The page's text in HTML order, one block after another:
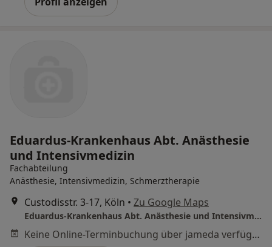
Eduardus-Krankenhaus Abt. Anästhesie
und Intensivmedizin
Fachabteilung
Anästhesie, Intensivmedizin, Schmerztherapie
Custodisstr. 3-17, Köln • Zu Google Maps
Eduardus-Krankenhaus Abt. Anästhesie und Intensivmedizin
Keine Online-Terminbuchung über jameda verfügbar